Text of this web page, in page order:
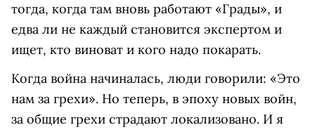
тогда, когда там вновь работают «Грады», и
едва ли не каждый становится экспертом и
ищет, кто виноват и кого надо покарать.
Когда война начиналась, люди говорили: «Это
нам за грехи». Но теперь, в эпоху новых войн,
за общие грехи страдают локализовано. И я